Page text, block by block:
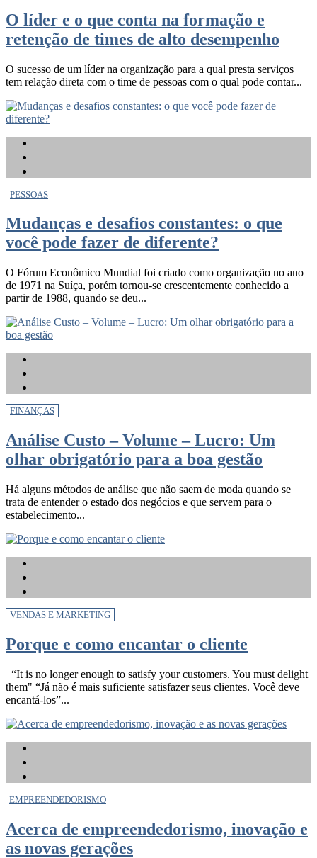
O líder e o que conta na formação e
retenção de times de alto desempenho
O sucesso de um líder na organização para a qual presta serviços
tem relação direta com o time de pessoas com o qual pode contar...
PESSOAS
Mudanças e desafios constantes: o que
você pode fazer de diferente?
O Fórum Econômico Mundial foi criado como organização no ano
de 1971 na Suíça, porém tornou-se crescentemente conhecido a
partir de 1988, quando se deu...
FINANÇAS
Análise Custo – Volume – Lucro: Um
olhar obrigatório para a boa gestão
Há alguns métodos de análise que não saem de moda quando se
trata de entender o estado dos negócios e que servem para o
estabelecimento...
VENDAS E MARKETING
Porque e como encantar o cliente
“It is no longer enough to satisfy your customers. You must delight
them" “Já não é mais suficiente satisfazer seus clientes. Você deve
encantá-los”...
EMPREENDEDORISMO
Acerca de empreendedorismo, inovação e
as novas gerações